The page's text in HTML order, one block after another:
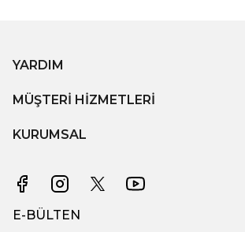
YARDIM
MÜŞTERİ HİZMETLERİ
KURUMSAL
E-BÜLTEN